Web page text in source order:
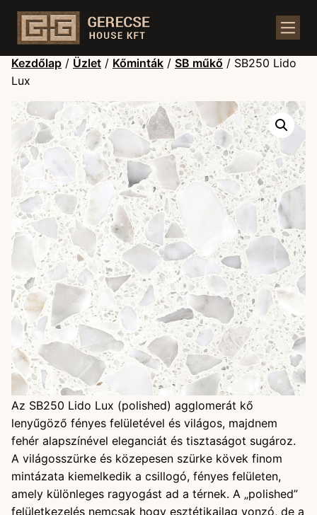
Kezdőlap / Üzlet / Kőminták / SB műkő / SB250 Lido
Lux
SB250 Lido Lux
Az SB250 Lido Lux (polished) agglomerát kő
lenyűgöző fényes felületével és világos, majdnem
fehér alapszínével eleganciát és tisztaságot sugároz.
A világosszürke és közepesen szürke kövek finom
mintázata kiemelkedik a csillogó, fényes felületen,
amely különleges ragyogást ad a térnek. A „polished”
felületkezelés nemcsak hogy esztétikailag vonzó, de a